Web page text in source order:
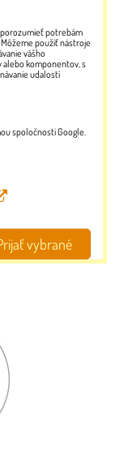
potrebám
použiť nástroje
vášho
alebo komponentov, s
udalostí
spoločnosti Google.
vybrané